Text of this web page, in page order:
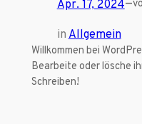
Apr. 17, 2024—
in Allgemein
Willkommen bei
Bearbeite oder lösche
Schreiben!